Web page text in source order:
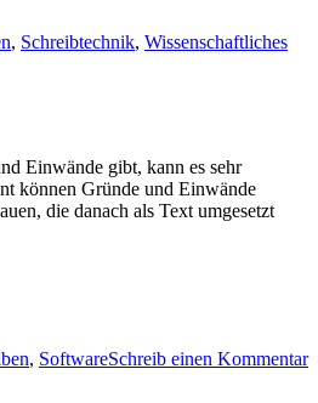
, Schreibtechnik, Wissenschaftliches
Einwände gibt, kann es sehr
können Gründe und Einwände
die danach als Text umgesetzt
, SoftwareSchreib einen Kommentar